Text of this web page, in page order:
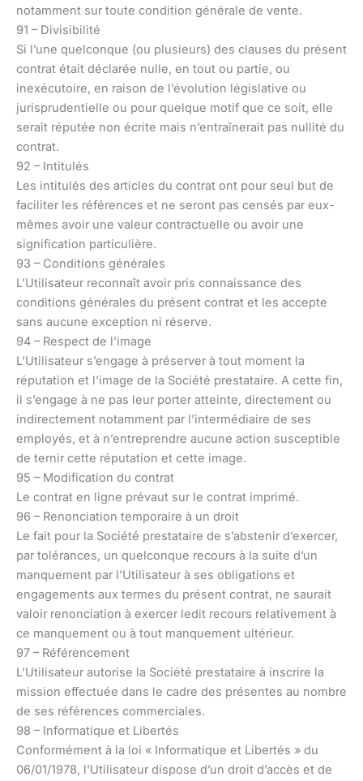
notamment sur toute condition générale de vente.
91 – Divisibilité
Si l’une quelconque (ou plusieurs) des clauses du présent
contrat était déclarée nulle, en tout ou partie, ou
inexécutoire, en raison de l’évolution législative ou
jurisprudentielle ou pour quelque motif que ce soit, elle
serait réputée non écrite mais n’entraînerait pas nullité du
contrat.
92 – Intitulés
Les intitulés des articles du contrat ont pour seul but de
faciliter les références et ne seront pas censés par eux-
mêmes avoir une valeur contractuelle ou avoir une
signification particulière.
93 – Conditions générales
L’Utilisateur reconnaît avoir pris connaissance des
conditions générales du présent contrat et les accepte
sans aucune exception ni réserve.
94 – Respect de l’image
L’Utilisateur s’engage à préserver à tout moment la
réputation et l’image de la Société prestataire. A cette fin,
il s’engage à ne pas leur porter atteinte, directement ou
indirectement notamment par l’intermédiaire de ses
employés, et à n’entreprendre aucune action susceptible
de ternir cette réputation et cette image.
95 – Modification du contrat
Le contrat en ligne prévaut sur le contrat imprimé.
96 – Renonciation temporaire à un droit
Le fait pour la Société prestataire de s’abstenir d’exercer,
par tolérances, un quelconque recours à la suite d’un
manquement par l’Utilisateur à ses obligations et
engagements aux termes du présent contrat, ne saurait
valoir renonciation à exercer ledit recours relativement à
ce manquement ou à tout manquement ultérieur.
97 – Référencement
L’Utilisateur autorise la Société prestataire à inscrire la
mission effectuée dans le cadre des présentes au nombre
de ses références commerciales.
98 – Informatique et Libertés
Conformément à la loi « Informatique et Libertés » du
06/01/1978, l’Utilisateur dispose d’un droit d’accès et de